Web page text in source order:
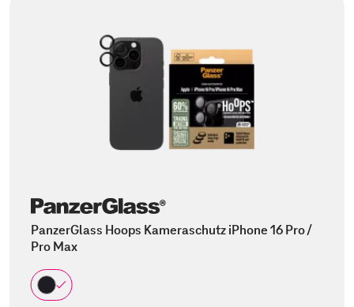
PanzerGlass Hoops Kameraschutz iPhone 16 Pro /
Pro Max